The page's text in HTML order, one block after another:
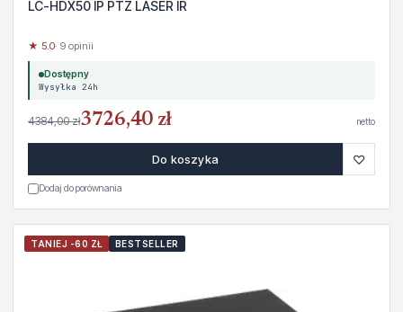
LC-HDX50 IP PTZ LASER IR
★ 5.0· 9 opinii
Dostępny
Wysyłka 24h
4384,00 zł3726,40 zł netto
Do koszyka ♡
Dodaj do porównania
TANIEJ -60 ZŁ BESTSELLER